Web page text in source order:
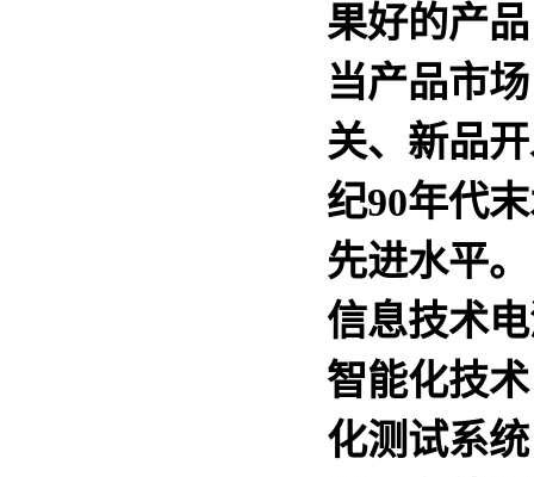
果好的产
当产品市
关、新品
纪90年代
先进水平。
信息技术
智能化技
化测试系